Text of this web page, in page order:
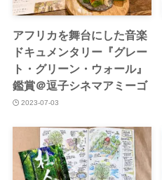
アフリカを舞台にした音楽
ドキュメンタリー『グレー
ト・グリーン・ウォール』
鑑賞＠逗子シネマアミーゴ
2023-07-03